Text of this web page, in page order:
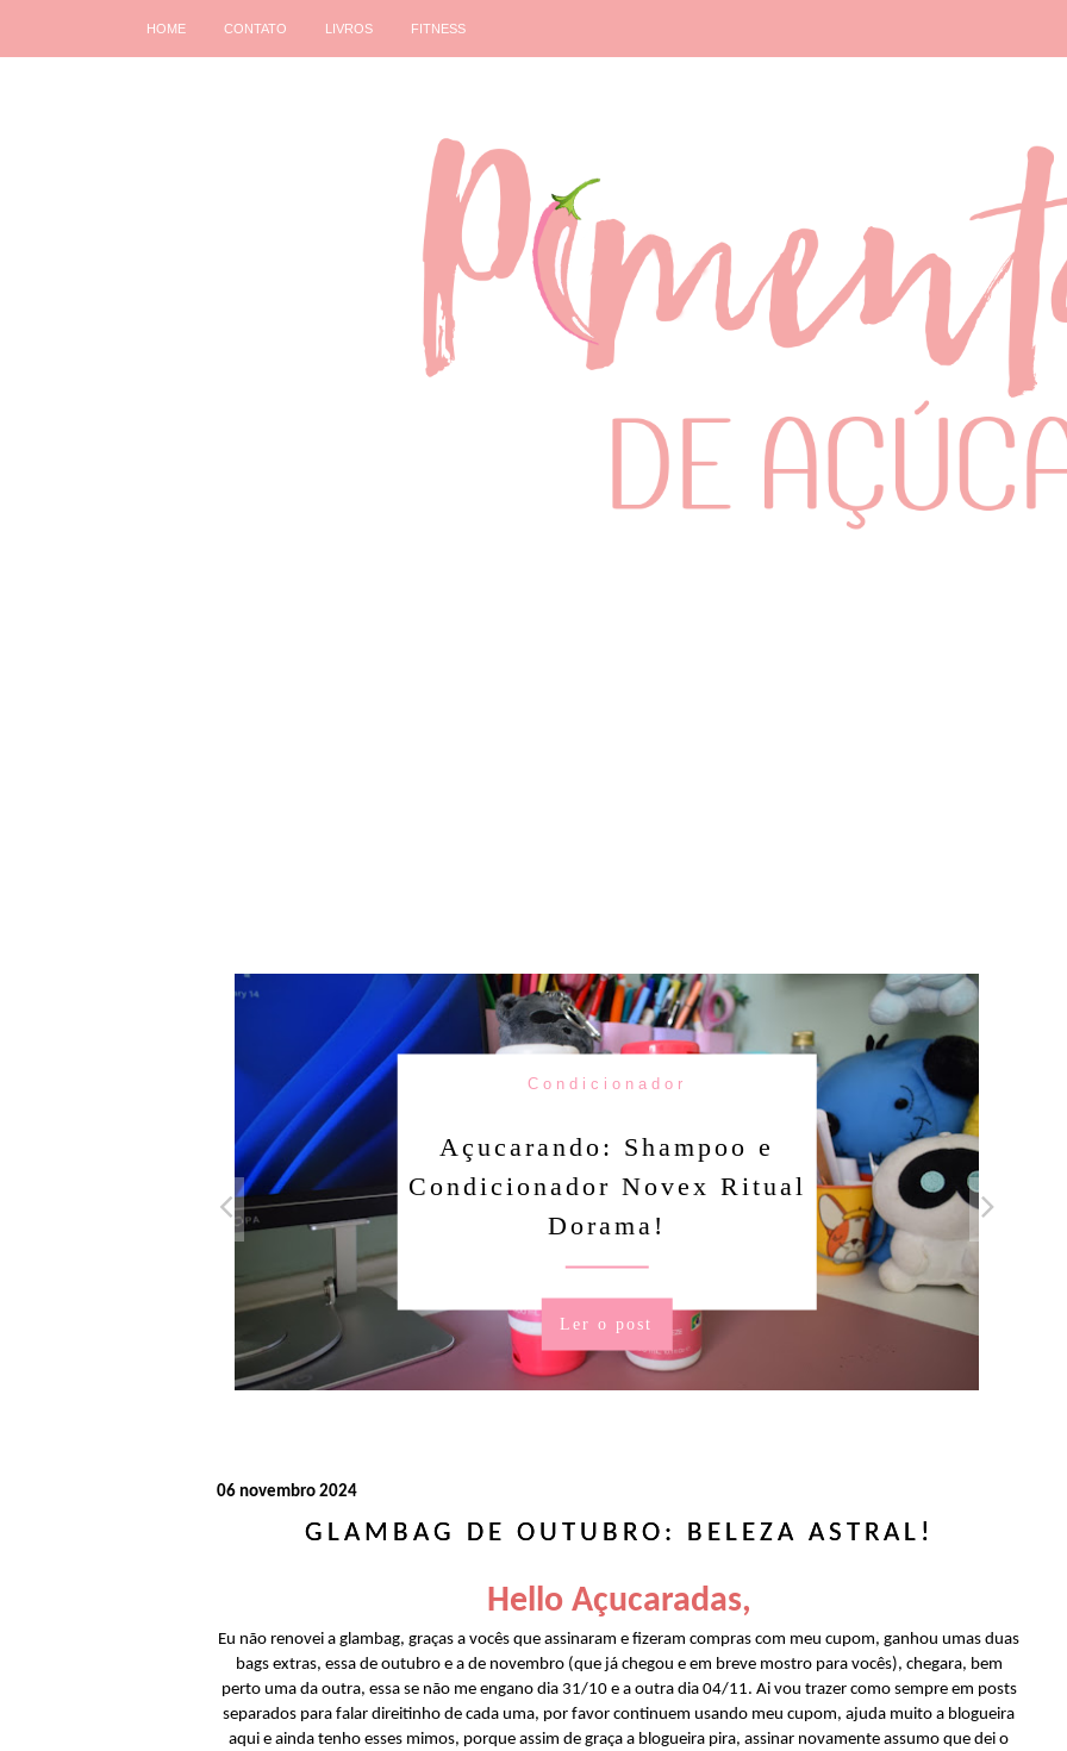
HOME CONTATO LIVROS FITNESS
Condicionador
Açucarando: Shampoo e
Condicionador Novex Ritual
Ler o post
06 novembro 2024
GLAMBAG DE OUTUBRO: BELEZA ASTRAL!
Hello Açucaradas,
Eu não renovei a glambag, graças a vocês que assinaram e fizeram compras com meu cupom, ganhou umas duas
bags extras, essa de outubro e a de novembro (que já chegou e em breve mostro para vocês), chegara, bem
perto uma da outra, essa se não me engano dia 31/10 e a outra dia 04/11. Ai vou trazer como sempre em posts
separados para falar direitinho de cada uma, por favor continuem usando meu cupom, ajuda muito a blogueira
aqui e ainda tenho esses mimos, porque assim de graça a blogueira pira, assinar novamente assumo que dei o